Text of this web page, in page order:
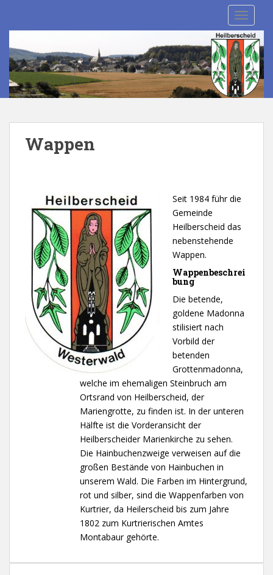
Wappen
Seit 1984 führ die
Gemeinde
Heilberscheid das
nebenstehende
Wappen.
Wappenbeschrei
bung
Die betende,
goldene Madonna
stilisiert nach
Vorbild der
betenden
Grottenmadonna,
welche im ehemaligen Steinbruch am
Ortsrand von Heilberscheid, der
Mariengrotte, zu finden ist. In der unteren
Hälfte ist die Vorderansicht der
Heilberscheider Marienkirche zu sehen.
Die Hainbuchenzweige verweisen auf die
großen Bestände von Hainbuchen in
unserem Wald. Die Farben im Hintergrund,
rot und silber, sind die Wappenfarben von
Kurtrier, da Heilerscheid bis zum Jahre
1802 zum Kurtrierischen Amtes
Montabaur gehörte.